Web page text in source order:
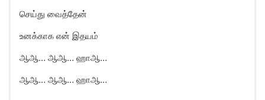
செய்து வைத்தேன்
உனக்காக என் இதயம்
ஆஆ… ஆஆ… ஹாஆ…
ஆஆ… ஆஆ… ஹாஆ…